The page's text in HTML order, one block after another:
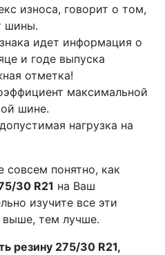
износа, говорит о том,
шины.
идет информация о
и годе выпуска
отметка!
максимальной
шине.
нагрузка на
совсем понятно, как
30 R21 на Ваш
изучите все эти
тем лучше.
резину 275/30 R21,